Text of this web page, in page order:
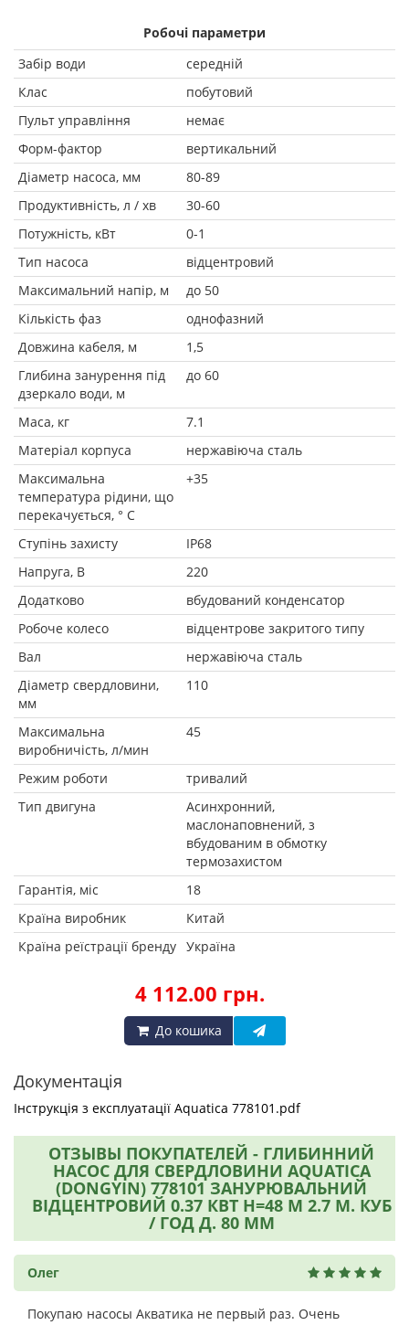
Робочі параметри
Забір води
середній
Клас
побутовий
Пульт управління
немає
Форм-фактор
вертикальний
Діаметр насоса, мм
80-89
Продуктивність, л / хв
30-60
Потужність, кВт
0-1
Тип насоса
відцентровий
Максимальний напір, м
до 50
Кількість фаз
однофазний
Довжина кабеля, м
1,5
Глибина занурення під
дзеркало води, м
до 60
Маса, кг
7.1
Матеріал корпуса
нержавіюча сталь
Максимальна
температура рідини, що
перекачується, ° C
+35
Ступінь захисту
IP68
Напруга, В
220
Додатково
вбудований конденсатор
Робоче колесо
відцентрове закритого типу
Вал
нержавіюча сталь
Діаметр свердловини,
мм
110
Максимальна
виробничість, л/мин
45
Режим роботи
тривалий
Тип двигуна
Асинхронний,
маслонаповнений, з
вбудованим в обмотку
термозахистом
Гарантія, міс
18
Країна виробник
Китай
Країна реїстрації бренду Україна
4 112.00 грн.
До кошика
Документація
Інструкція з експлуатації Aquatica 778101.pdf
ОТЗЫВЫ ПОКУПАТЕЛЕЙ - ГЛИБИННИЙ
НАСОС ДЛЯ СВЕРДЛОВИНИ AQUATICA
(DONGYIN) 778101 ЗАНУРЮВАЛЬНИЙ
ВІДЦЕНТРОВИЙ 0.37 КВТ H=48 М 2.7 М. КУБ
/ ГОД Д. 80 ММ
Олег
Покупаю насосы Акватика не первый раз. Очень